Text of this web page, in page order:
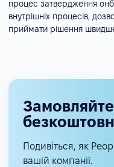
процес затвердження
внутрішніх процесів,
приймати рішення
Подивіться, як
вашій компанії.